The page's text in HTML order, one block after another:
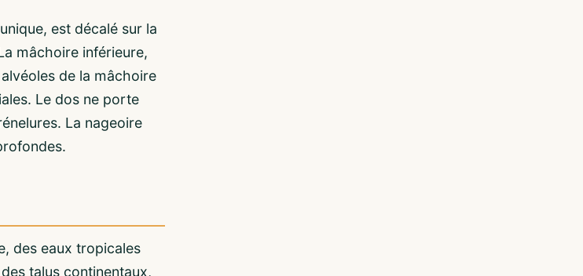
est décalé sur la
mâchoire inférieure,
de la mâchoire
Le dos ne porte
La nageoire
des eaux tropicales
talus continentaux,